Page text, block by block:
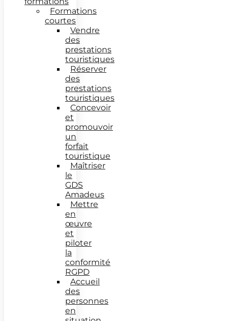
Formations
courtes
Vendre
des
prestations
touristiques
Réserver
des
prestations
touristiques
Concevoir
et
promouvoir
un
forfait
touristique
Maîtriser
le
GDS
Amadeus
Mettre
en
œuvre
et
piloter
la
conformité
RGPD
Accueil
des
personnes
en